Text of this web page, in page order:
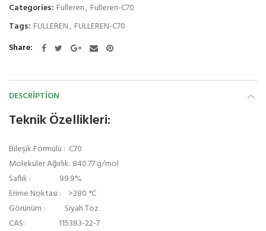
Categories: Fulleren, Fulleren-C70
Tags: FULLEREN, FULLEREN-C70
Share
DESCRIPTION
Teknik Özellikleri:
Bileşik Formülü : C70
Moleküler Ağırlık: 840.77 g/mol
Saflık : 99.9%
Erime Noktası : >280 °C
Görünüm : Siyah Toz
CAS: 115383-22-7